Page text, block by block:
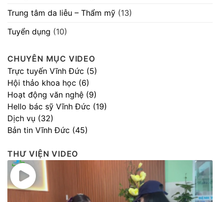
Trung tâm da liễu – Thẩm mỹ (13)
Tuyển dụng (10)
CHUYÊN MỤC VIDEO
Trực tuyến Vĩnh Đức (5)
Hội thảo khoa học (6)
Hoạt động văn nghệ (9)
Hello bác sỹ Vĩnh Đức (19)
Dịch vụ (32)
Bản tin Vĩnh Đức (45)
THƯ VIỆN VIDEO